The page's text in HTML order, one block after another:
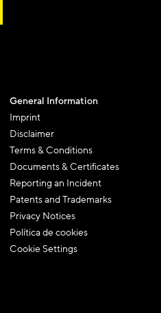
General Information
Imprint
Disclaimer
Terms & Conditions
Documents & Certificates
Reporting an Incident
Patents and Trademarks
Privacy Notices
Política de cookies
Cookie Settings